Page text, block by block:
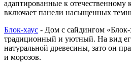
адаптированные к отечественному
включает панели насыщенных
Блок-хаус - Дом с сайдингом
традиционный и уютный. На вид
натуральной древесины, зато он
и морозов.